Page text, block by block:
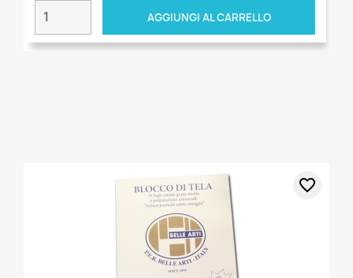
AGGIUNGI AL CARRELLO
favorite_border